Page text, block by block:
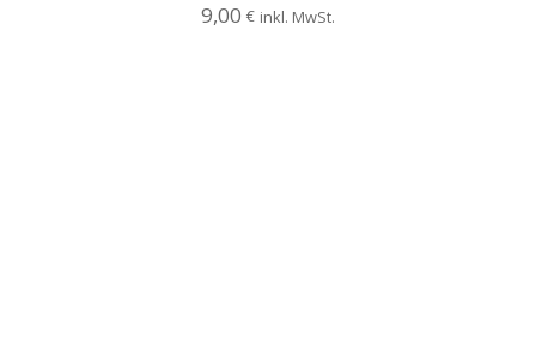
9,00 € inkl. MwSt.